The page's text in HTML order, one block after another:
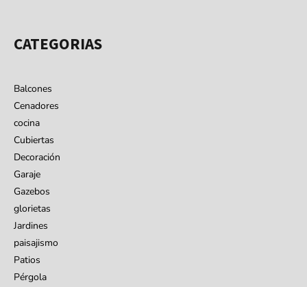
CATEGORIAS
Balcones
Cenadores
cocina
Cubiertas
Decoración
Garaje
Gazebos
glorietas
Jardines
paisajismo
Patios
Pérgola